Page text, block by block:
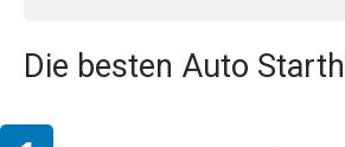
Die besten Auto